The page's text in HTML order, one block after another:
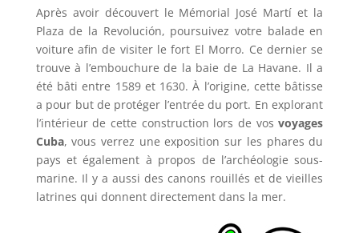
Après avoir découvert le Mémorial José Martí et la
Plaza de la Revolución, poursuivez votre balade en
voiture afin de visiter le fort El Morro. Ce dernier se
trouve à l’embouchure de la baie de La Havane. Il a
été bâti entre 1589 et 1630. À l’origine, cette bâtisse
a pour but de protéger l’entrée du port. En explorant
l’intérieur de cette construction lors de vosvoyages
Cuba, vous verrez une exposition sur les phares du
pays et également à propos de l’archéologie sous-
marine. Il y a aussi des canons rouillés et de vieilles
latrines qui donnent directement dans la mer.